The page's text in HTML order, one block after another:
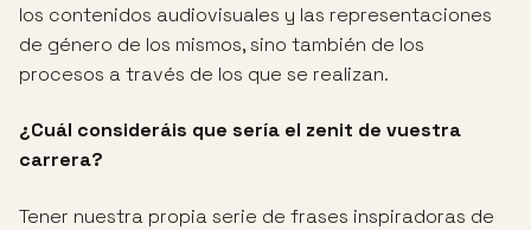
los contenidos audiovisuales y las representaciones
de género de los mismos, sino también de los
procesos a través de los que se realizan.
¿Cuál consideráis que sería el zenit de vuestra
carrera?
Tener nuestra propia serie de frases inspiradoras de